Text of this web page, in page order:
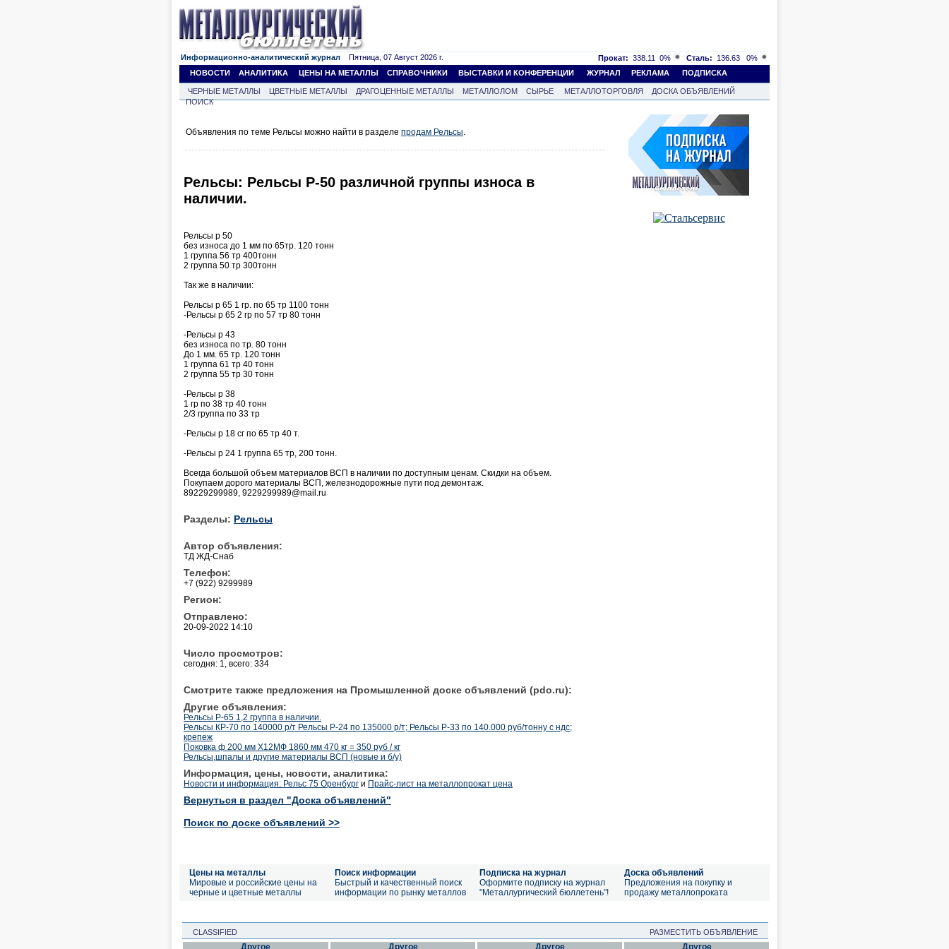
Информационно-аналитический журнал Пятница, 07 Август 2026 г. Прокат: 338.11 0% Сталь: 136.63
0%
НОВОСТИ
АНАЛИТИКА ЦЕНЫ НА МЕТАЛЛЫ СПРАВОЧНИКИ ВЫСТАВКИ И КОНФЕРЕНЦИИ ЖУРНАЛ РЕКЛАМА ПОДПИСКА
ЧЕРНЫЕ МЕТАЛЛЫ ЦВЕТНЫЕ МЕТАЛЛЫ ДРАГОЦЕННЫЕ МЕТАЛЛЫ МЕТАЛЛОЛОМ СЫРЬЕ МЕТАЛЛОТОРГОВЛЯ
ДОСКА ОБЪЯВЛЕНИЙ
ПОИСК
Объявления по теме Рельсы можно найти в разделе продам Рельсы.
Рельсы: Рельсы Р-50 различной группы износа в
наличии.
Рельсы р 50
без износа до 1 мм по 65тр. 120 тонн
1 группа 56 тр 400тонн
2 группа 50 тр 300тонн
Так же в наличии:
Рельсы р 65 1 гр. по 65 тр 1100 тонн
-Рельсы р 65 2 гр по 57 тр 80 тонн
-Рельсы р 43
без износа по тр. 80 тонн
До 1 мм. 65 тр. 120 тонн
1 группа 61 тр 40 тонн
2 группа 55 тр 30 тонн
-Рельсы р 38
1 гр по 38 тр 40 тонн
2/3 группа по 33 тр
-Рельсы р 18 сг по 65 тр 40 т.
-Рельсы р 24 1 группа 65 тр, 200 тонн.
Всегда большой объем материалов ВСП в наличии по доступным ценам. Скидки на объем.
Покупаем дорого материалы ВСП, железнодорожные пути под демонтаж.
89229299989, 9229299989@mail.ru
Разделы: Рельсы
Автор объявления:
ТД ЖД-Снаб
Телефон:
+7 (922) 9299989
Регион:
Отправлено:
20-09-2022 14:10
Число просмотров:
сегодня: 1, всего: 334
Смотрите также предложения на Промышленной доске объявлений (pdo.ru):
Другие объявления:
Рельсы Р-65 1,2 группа в наличии.
Рельсы КР-70 по 140000 р/т Рельсы Р-24 по 135000 р/т; Рельсы Р-33 по 140.000 руб/тонну с ндс;
крепеж
Поковка ф 200 мм Х12МФ 1860 мм 470 кг = 350 руб / кг
Рельсы,шпалы и другие материалы ВСП (новые и б/у)
Информация, цены, новости, аналитика:
Новости и информация: Рельс 75 Оренбург и Прайс-лист на металлопрокат цена
Вернуться в раздел "Доска объявлений"
Поиск по доске объявлений >>
Цены на металлы
Мировые и российские цены на
черные и цветные металлы
Поиск информации
Быстрый и качественный поиск
информации по рынку металлов
Подписка на журнал
Оформите подписку на журнал
"Металлургический бюллетень"!
Доска объявлений
Предложения на покупку и
продажу металлопроката
CLASSIFIED РАЗМЕСТИТЬ ОБЪЯВЛЕНИЕ
Другое Другое Другое Другое